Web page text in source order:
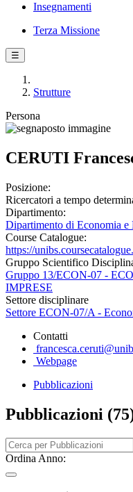
Insegnamenti
Terza Missione
☰
Strutture
Persona
CERUTI
Posizione:
Ricercatori a tempo
Dipartimento:
Dipartimento di Economia e
Course Catalogue:
https://
Gruppo Scientifico
Gruppo 13/ECON-07 -
IMPRESE
Settore disciplinare
Settore ECON-07/A -
Contatti
Webpage
Pubblicazioni
Pubblicazioni
Ordina Anno: